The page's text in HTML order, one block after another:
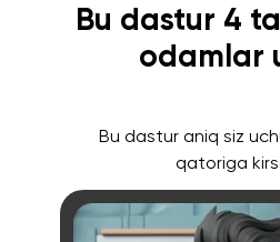
Bu dastur 4
odamlar
Bu dastur aniq siz
qatoriga